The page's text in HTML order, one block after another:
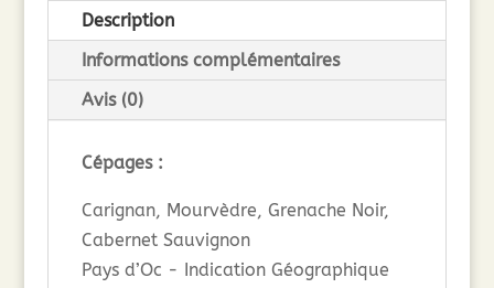
Description
Informations complémentaires
Avis (0)
Cépages :
Carignan, Mourvèdre, Grenache Noir,
Cabernet Sauvignon
Pays d’Oc - Indication Géographique